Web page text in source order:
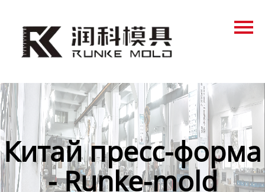
Продукция
Контакты
Китай пресс-форма
- Runke-mold